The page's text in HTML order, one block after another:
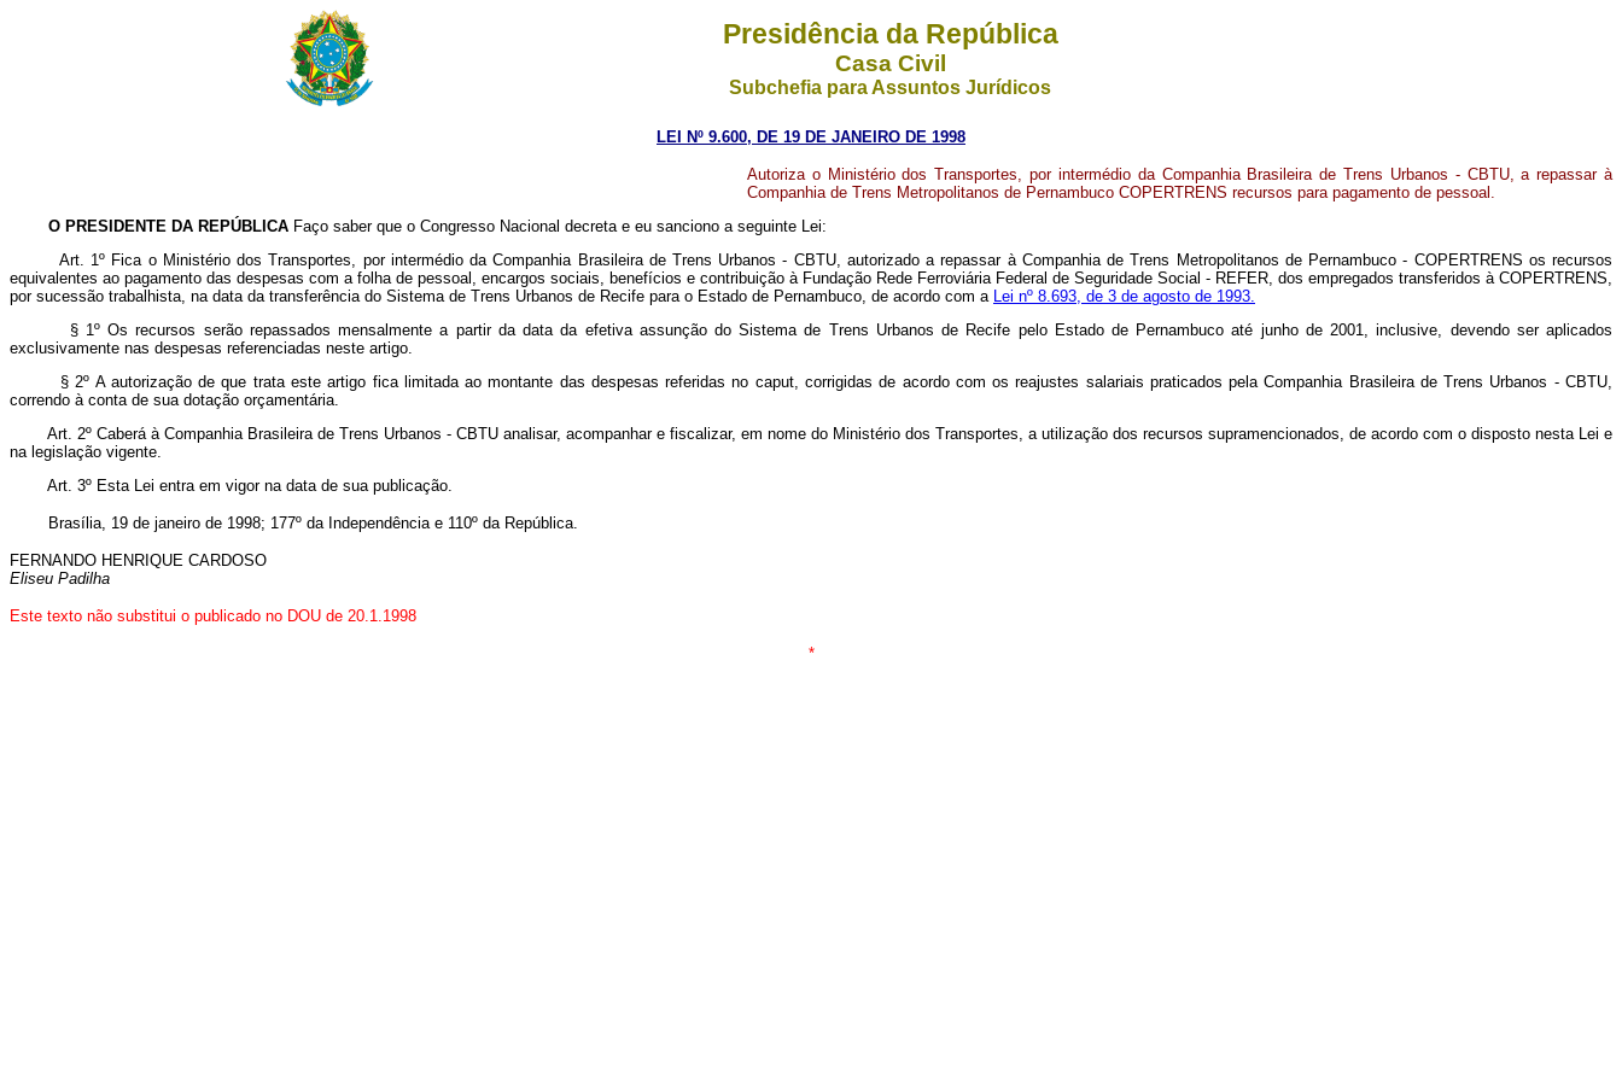
Presidência da República
Casa Civil
Subchefia para Assuntos Jurídicos
LEI Nº 9.600, DE 19 DE JANEIRO DE 1998
Autoriza o Ministério dos Transportes, por intermédio da Companhia Brasileira de Trens Urbanos - CBTU, a repassar à
Companhia de Trens Metropolitanos de Pernambuco COPERTRENS recursos para pagamento de pessoal.
O PRESIDENTE DA REPÚBLICA Faço saber que o Congresso Nacional decreta e eu sanciono a seguinte Lei:
Art. 1º Fica o Ministério dos Transportes, por intermédio da Companhia Brasileira de Trens Urbanos - CBTU, autorizado a repassar à Companhia de Trens Metropolitanos de Pernambuco - COPERTRENS os recursos
equivalentes ao pagamento das despesas com a folha de pessoal, encargos sociais, benefícios e contribuição à Fundação Rede Ferroviária Federal de Seguridade Social - REFER, dos empregados transferidos à COPERTRENS,
por sucessão trabalhista, na data da transferência do Sistema de Trens Urbanos de Recife para o Estado de Pernambuco, de acordo com a Lei nº 8.693, de 3 de agosto de 1993.
§ 1º Os recursos serão repassados mensalmente a partir da data da efetiva assunção do Sistema de Trens Urbanos de Recife pelo Estado de Pernambuco até junho de 2001, inclusive, devendo ser aplicados
exclusivamente nas despesas referenciadas neste artigo.
§ 2º A autorização de que trata este artigo fica limitada ao montante das despesas referidas no caput, corrigidas de acordo com os reajustes salariais praticados pela Companhia Brasileira de Trens Urbanos - CBTU,
correndo à conta de sua dotação orçamentária.
Art. 2º Caberá à Companhia Brasileira de Trens Urbanos - CBTU analisar, acompanhar e fiscalizar, em nome do Ministério dos Transportes, a utilização dos recursos supramencionados, de acordo com o disposto nesta Lei e
na legislação vigente.
Art. 3º Esta Lei entra em vigor na data de sua publicação.
Brasília, 19 de janeiro de 1998; 177º da Independência e 110º da República.
FERNANDO HENRIQUE CARDOSO
Eliseu Padilha
Este texto não substitui o publicado no DOU de 20.1.1998
*